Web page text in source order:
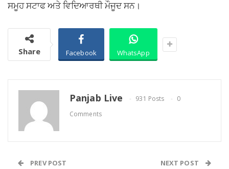
ਸਮੂਹ ਸਟਾਫ ਅਤੇ ਵਿਦਿਆਰਥੀ ਮੌਜੂਦ ਸਨ।
Share Facebook WhatsApp
Panjab Live 931 Posts
0
Comments
PREV POST NEXT POST